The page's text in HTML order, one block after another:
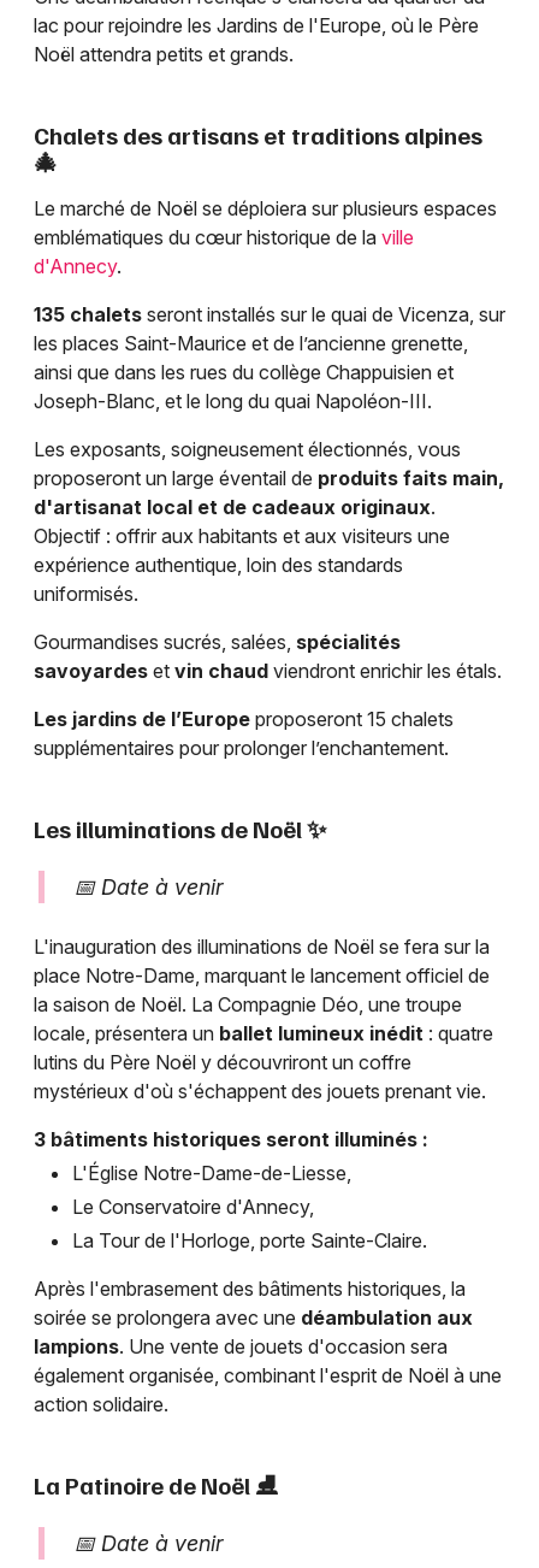
lac pour rejoindre les Jardins de l'Europe, où le Père
Noël attendra petits et grands.
Chalets des artisans et traditions alpines
🎄
Le marché de Noël se déploiera sur plusieurs espaces
emblématiques du cœur historique de la ville
d'Annecy.
135 chalets seront installés sur le quai de Vicenza, sur
les places Saint-Maurice et de l’ancienne grenette,
ainsi que dans les rues du collège Chappuisien et
Joseph-Blanc, et le long du quai Napoléon-III.
Les exposants, soigneusement électionnés, vous
proposeront un large éventail de produits faits main,
d'artisanat local et de cadeaux originaux.
Objectif : offrir aux habitants et aux visiteurs une
expérience authentique, loin des standards
uniformisés.
Gourmandises sucrés, salées, spécialités
savoyardes et vin chaud viendront enrichir les étals.
Les jardins de l’Europe proposeront 15 chalets
supplémentaires pour prolonger l’enchantement.
Les illuminations de Noël ✨
📅 Date à venir
L'inauguration des illuminations de Noël se fera sur la
place Notre-Dame, marquant le lancement officiel de
la saison de Noël. La Compagnie Déo, une troupe
locale, présentera un ballet lumineux inédit : quatre
lutins du Père Noël y découvriront un coffre
mystérieux d'où s'échappent des jouets prenant vie.
3 bâtiments historiques seront illuminés :
L'Église Notre-Dame-de-Liesse,
Le Conservatoire d'Annecy,
La Tour de l'Horloge, porte Sainte-Claire.
Après l'embrasement des bâtiments historiques, la
soirée se prolongera avec une déambulation aux
lampions. Une vente de jouets d'occasion sera
également organisée, combinant l'esprit de Noël à une
action solidaire.
La Patinoire de Noël ⛸️
📅 Date à venir